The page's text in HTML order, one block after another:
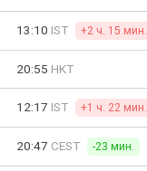
13:10 IST +2 ч. 15 мин.
20:55 HKT
12:17 IST +1 ч. 22 мин.
20:47 CEST -23 мин.